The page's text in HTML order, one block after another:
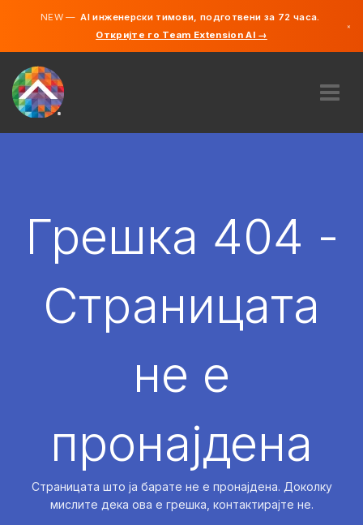
NEW —AI инженерски тимови, подготвени за 72 часа.
Откријте го Team Extension AI →
×
АНГАЖИРАЈ
Грешка 404 -
Страницата
не е
пронајдена
Страницата што ја барате не е пронајдена. Доколку
мислите дека ова е грешка, контактирајте не.